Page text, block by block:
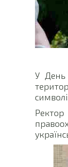
У День
Ректор